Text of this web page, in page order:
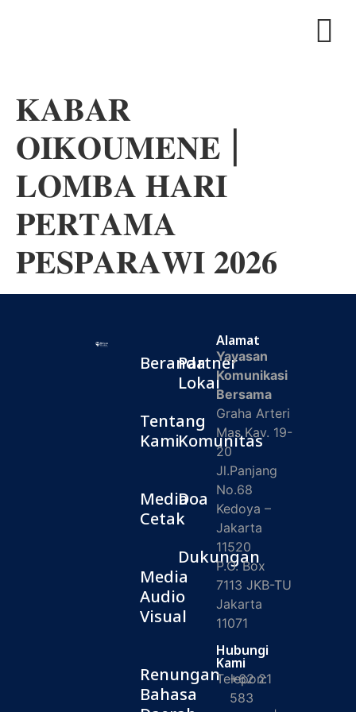
𝐊𝐀𝐁𝐀𝐑
𝐎𝐈𝐊𝐎𝐔𝐌𝐄𝐍𝐄 |
𝐋𝐎𝐌𝐁𝐀 𝐇𝐀𝐑𝐈
𝐏𝐄𝐑𝐓𝐀𝐌𝐀
𝐏𝐄𝐒𝐏𝐀𝐑𝐀𝐖𝐈 𝟐𝟎𝟐𝟔
Beranda
Tentang
Kami
Media
Cetak
Media
Audio
Visual
Renungan
Bahasa
Partner
Lokal
Komunitas
Doa
Dukungan
Alamat
Yayasan
Komunikasi
Bersama
Graha Arteri
Mas Kav. 19-
20
Jl.Panjang
No.68
Kedoya –
Jakarta
11520
P.O. Box
7113 JKB-TU
Jakarta
11071
Hubungi
Kami
Telepon:
+62 21
583